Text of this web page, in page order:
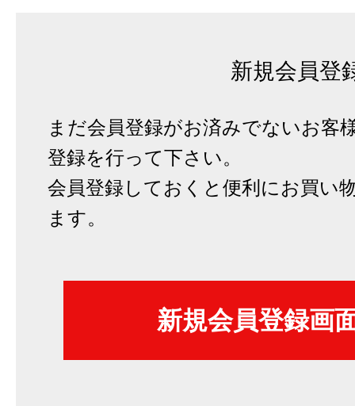
新規会員登
まだ会員登録がお済みでないお客
登録を行って下さい。
会員登録しておくと便利にお買い
ます。
新規会員登録画